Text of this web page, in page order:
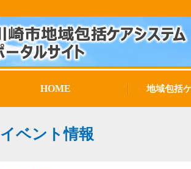
HOME 地域包括
イベント情報